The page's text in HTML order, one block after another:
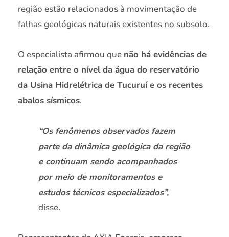
região estão relacionados à movimentação de
falhas geológicas naturais existentes no subsolo.
O especialista afirmou que não há evidências de
relação entre o nível da água do reservatório
da Usina Hidrelétrica de Tucuruí e os recentes
abalos sísmicos.
“Os fenômenos observados fazem
parte da dinâmica geológica da região
e continuam sendo acompanhados
por meio de monitoramentos e
estudos técnicos especializados”,
disse.